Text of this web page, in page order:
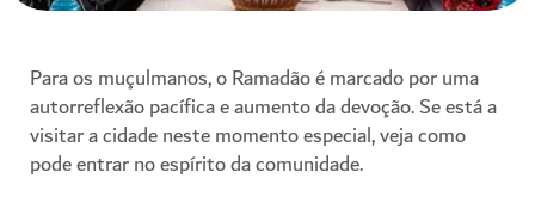
Para os muçulmanos, o Ramadão é marcado por uma
autorreflexão pacífica e aumento da devoção. Se está a
visitar a cidade neste momento especial, veja como
pode entrar no espírito da comunidade.